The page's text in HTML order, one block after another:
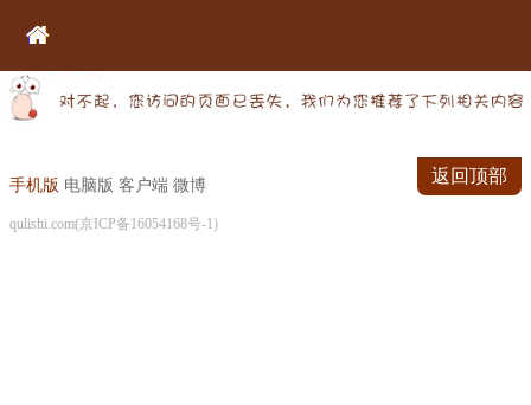
手机版 电脑版 客户端 微博
qulishi.com(京ICP备16054168号-1)
返回顶部